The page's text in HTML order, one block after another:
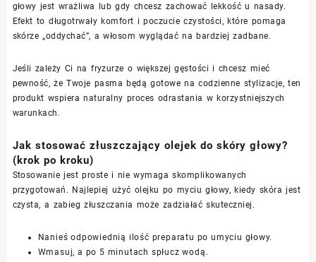
głowy jest wrażliwa lub gdy chcesz zachować lekkość u nasady.
Efekt to długotrwały komfort i poczucie czystości, które pomaga
skórze „oddychać”, a włosom wyglądać na bardziej zadbane.
Jeśli zależy Ci na fryzurze o większej gęstości i chcesz mieć
pewność, że Twoje pasma będą gotowe na codzienne stylizacje, ten
produkt wspiera naturalny proces odrastania w korzystniejszych
warunkach.
Jak stosować złuszczający olejek do skóry głowy?
(krok po kroku)
Stosowanie jest proste i nie wymaga skomplikowanych
przygotowań. Najlepiej użyć olejku po myciu głowy, kiedy skóra jest
czysta, a zabieg złuszczania może zadziałać skuteczniej.
Nanieś odpowiednią ilość preparatu po umyciu głowy.
Wmasuj, a po 5 minutach spłucz wodą.